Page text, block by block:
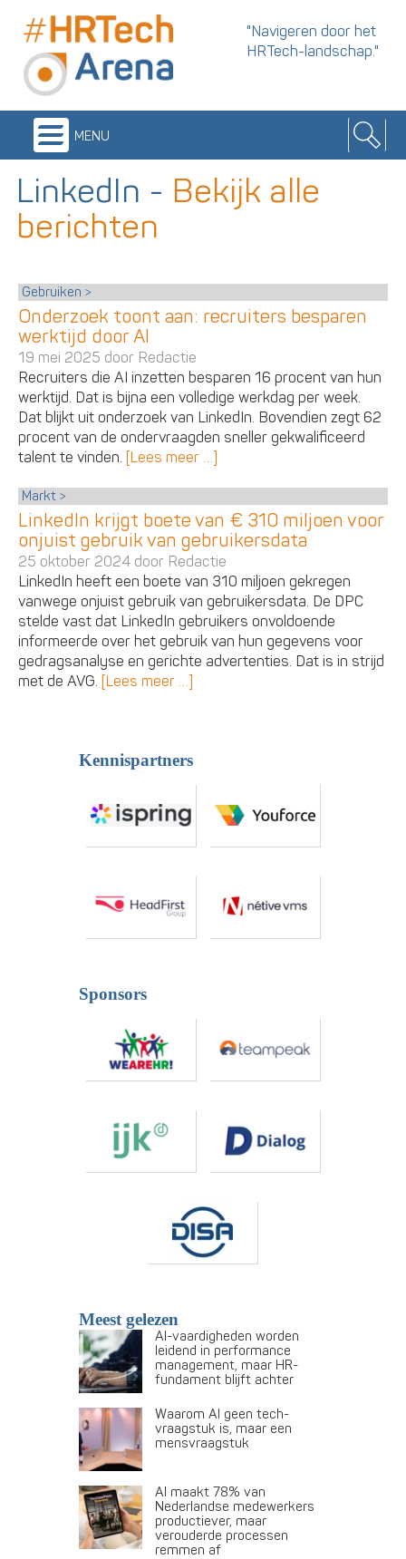
"Navigeren door het
HRTech-landschap."
menu
LinkedIn - Bekijk alle
berichten
Gebruiken
Onderzoek toont aan: recruiters besparen
werktijd door AI
19 mei 2025 door Redactie
Recruiters die AI inzetten besparen 16 procent van hun
werktijd. Dat is bijna een volledige werkdag per week.
Dat blijkt uit onderzoek van LinkedIn. Bovendien zegt 62
procent van de ondervraagden sneller gekwalificeerd
talent te vinden. [Lees meer …]
Markt
LinkedIn krijgt boete van € 310 miljoen voor
onjuist gebruik van gebruikersdata
25 oktober 2024 door Redactie
LinkedIn heeft een boete van 310 miljoen gekregen
vanwege onjuist gebruik van gebruikersdata. De DPC
stelde vast dat LinkedIn gebruikers onvoldoende
informeerde over het gebruik van hun gegevens voor
gedragsanalyse en gerichte advertenties. Dat is in strijd
met de AVG. [Lees meer …]
Kennispartners
Sponsors
Meest gelezen
AI-vaardigheden worden
leidend in performance
management, maar HR-
fundament blijft achter
Waarom AI geen tech-
vraagstuk is, maar een
mensvraagstuk
AI maakt 78% van
Nederlandse medewerkers
productiever, maar
verouderde processen
remmen af